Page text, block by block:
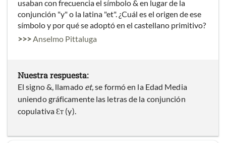
usaban con frecuencia el símbolo & en lugar de la
conjunción "y" o la latina "et". ¿Cuál es el origen de ese
símbolo y por qué se adoptó en el castellano primitivo?
>>> Anselmo Pittaluga
Nuestra respuesta:
El signo &, llamado et,se formó en la Edad Media
uniendo gráficamente las letras de la conjunción
copulativaƐᴛ (y).